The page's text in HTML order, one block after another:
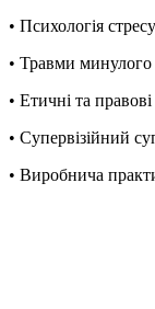
• Психологія
• Травми минулого
• Етичні та
• Супервізійний
• Виробнича